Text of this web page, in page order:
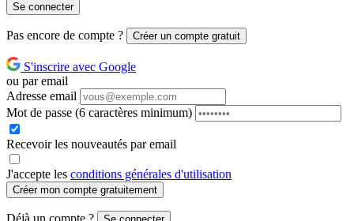
Se connecter
Pas encore de compte ? Créer un compte gratuit
S'inscrire avec Google
ou par email
Adresse email
Mot de passe (6 caractères minimum)
Recevoir les nouveautés par email
J'accepte les conditions générales d'utilisation
Créer mon compte gratuitement